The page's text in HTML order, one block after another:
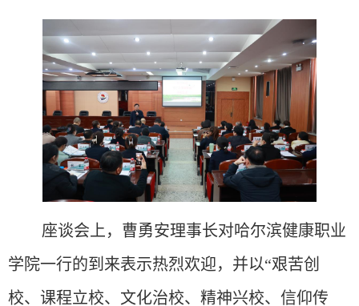
座谈会上，曹勇安理事长对哈尔滨健康职业
学院一行的到来表示热烈欢迎，并以“艰苦创
校、课程立校、文化治校、精神兴校、信仰传